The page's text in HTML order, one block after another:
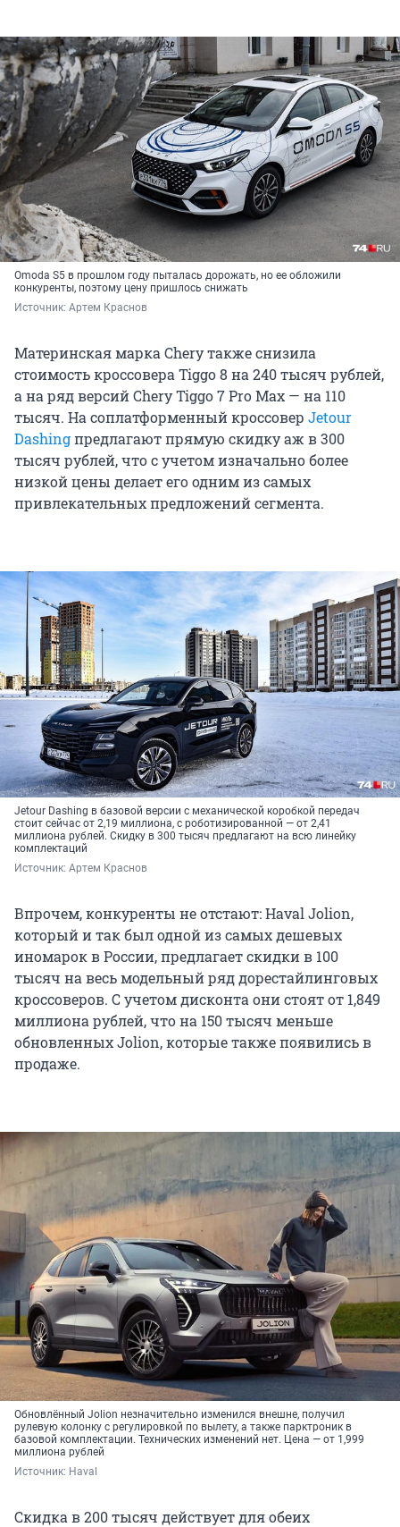
Omoda S5 в прошлом году пыталась дорожать, но ее обложили
конкуренты, поэтому цену пришлось снижать
Источник: Артем Краснов
Материнская марка Chery также снизила
стоимость кроссовера Tiggo 8 на 240 тысяч рублей,
а на ряд версий Chery Tiggo 7 Pro Max — на 110
тысяч. На соплатформенный кроссовер Jetour
Dashingпредлагают прямую скидку аж в 300
тысяч рублей, что с учетом изначально более
низкой цены делает его одним из самых
привлекательных предложений сегмента.
Jetour Dashing в базовой версии с механической коробкой передач
стоит сейчас от 2,19 миллиона, с роботизированной — от 2,41
миллиона рублей. Скидку в 300 тысяч предлагают на всю линейку
комплектаций
Источник: Артем Краснов
Впрочем, конкуренты не отстают: Haval Jolion,
который и так был одной из самых дешевых
иномарок в России, предлагает скидки в 100
тысяч на весь модельный ряд дорестайлинговых
кроссоверов. С учетом дисконта они стоят от 1,849
миллиона рублей, что на 150 тысяч меньше
обновленных Jolion, которые также появились в
продаже.
Обновлённый Jolion незначительно изменился внешне, получил
рулевую колонку с регулировкой по вылету, а также парктроник в
базовой комплектации. Технических изменений нет. Цена — от 1,999
миллиона рублей
Источник: Haval
Скидка в 200 тысяч действует для обеих